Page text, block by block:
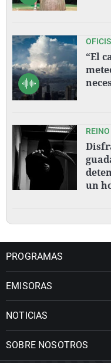
OFICIS
“El
un
PROGRAMAS
EMISORAS
NOTICIAS
SOBRE NOSOTROS